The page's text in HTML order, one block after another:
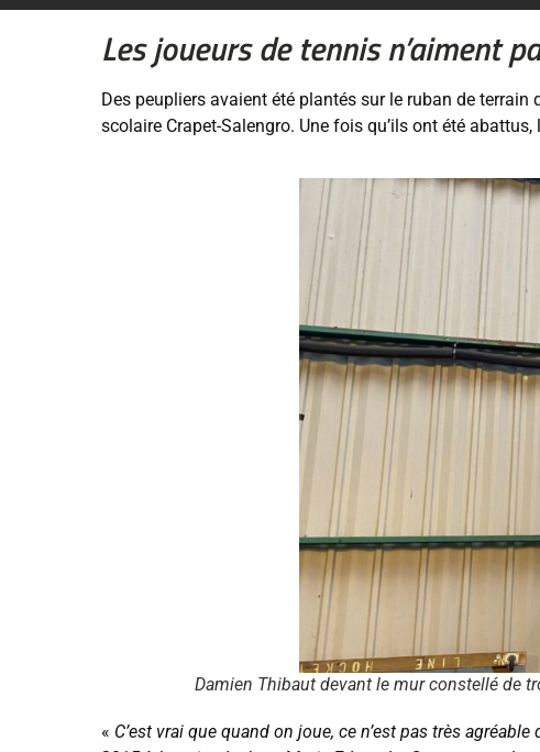
Les joueurs de tennis n’aiment
Des peupliers avaient été plantés sur le ruban de
scolaire Crapet-Salengro. Une fois qu’ils ont été
Damien Thibaut devant le mur constellé de
« C’est vrai que quand on joue, ce n’est pas très